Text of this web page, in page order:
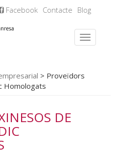
Facebook Contacte Blog
> Proveïdors
Homologats
DE